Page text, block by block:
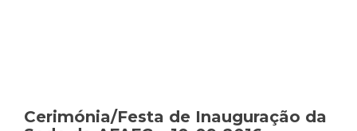
Cerimónia/Festa de Inauguração da